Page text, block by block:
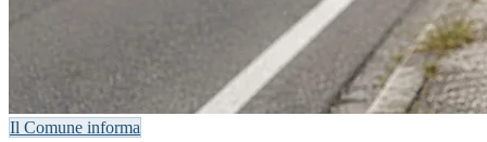
Il Comune informa